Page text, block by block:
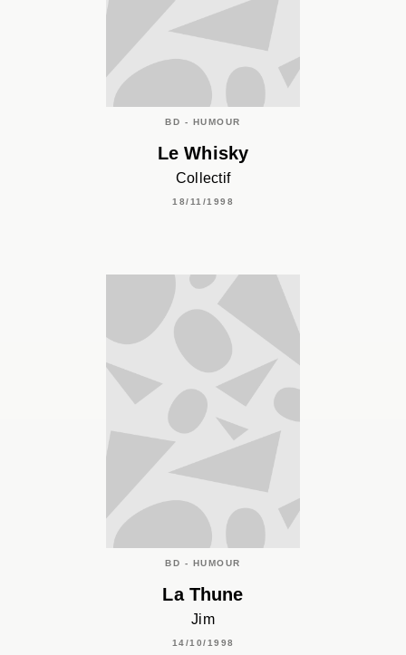
BD - HUMOUR
Le Whisky
Collectif
18/11/1998
BD - HUMOUR
La Thune
Jim
14/10/1998